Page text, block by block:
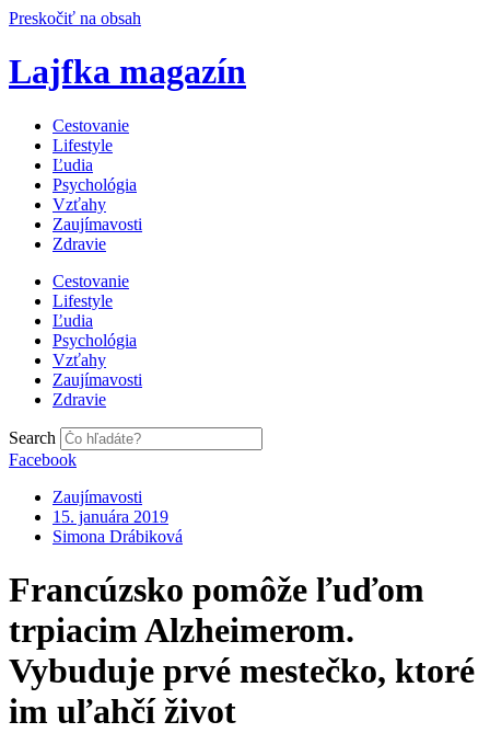
Preskočiť na obsah
Lajfka magazín
Cestovanie
Lifestyle
Ľudia
Psychológia
Vzťahy
Zaujímavosti
Zdravie
Cestovanie
Lifestyle
Ľudia
Psychológia
Vzťahy
Zaujímavosti
Zdravie
Search
Facebook
Zaujímavosti
15. januára 2019
Simona Drábiková
Francúzsko pomôže ľuďom
trpiacim Alzheimerom.
Vybuduje prvé mestečko, ktoré
im uľahčí život